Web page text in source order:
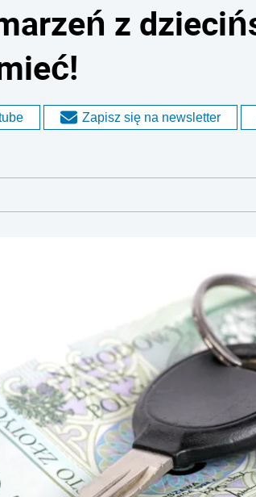
z
Zapisz się na newsletter